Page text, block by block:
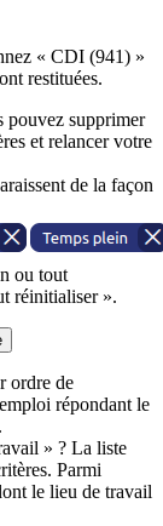
« CDI (941) »
restituées.
pouvez supprimer
et relancer votre
de la façon
ou tout
réinitialiser ».
ordre de
répondant le
.
» ? La liste
Parmi
le lieu de travail